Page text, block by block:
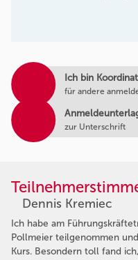
Ich bin
für andere
zur Unterschrift
Dennis Kremiec
Ich habe am
Pollmeier teilgenommen
Kurs. Besondern toll fand